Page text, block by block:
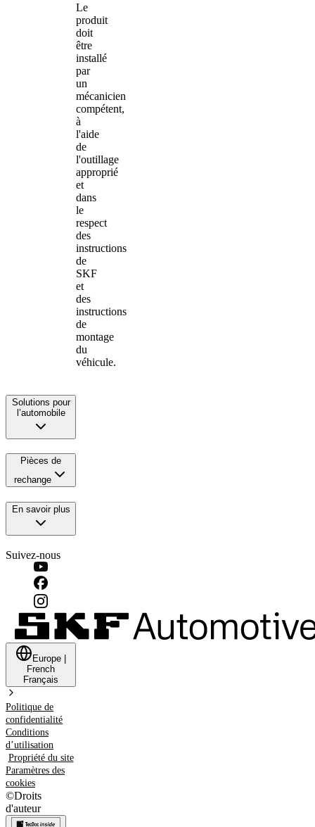
Le
produit
doit
être
installé
par
un
mécanicien
compétent,
à
l'aide
de
l'outillage
approprié
et
dans
le
respect
des
instructions
de
SKF
et
des
instructions
de
montage
du
véhicule.
Solutions pour
l’automobile
Pièces de
rechange
En savoir plus
Suivez-nous
Europe
French
Français
Politique de
confidentialité
Conditions
d’utilisation
Propriété du site
Paramètres des
cookies
©Droits
d'auteur